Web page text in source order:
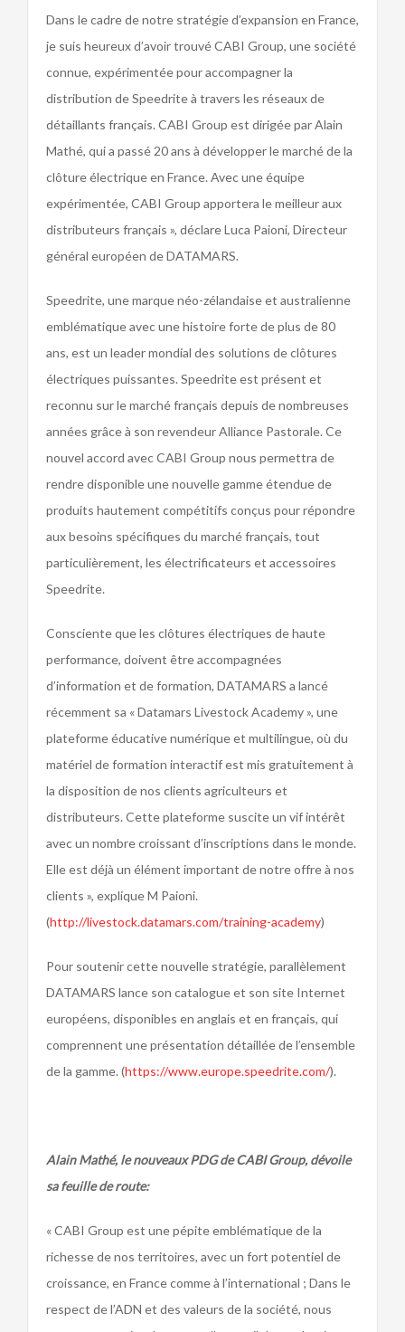
Dans le cadre de notre stratégie d’expansion en France,
je suis heureux d’avoir trouvé CABI Group, une société
connue, expérimentée pour accompagner la
distribution de Speedrite à travers les réseaux de
détaillants français. CABI Group est dirigée par Alain
Mathé, qui a passé 20 ans à développer le marché de la
clôture électrique en France. Avec une équipe
expérimentée, CABI Group apportera le meilleur aux
distributeurs français », déclare Luca Paioni, Directeur
général européen de DATAMARS.
Speedrite, une marque néo-zélandaise et australienne
emblématique avec une histoire forte de plus de 80
ans, est un leader mondial des solutions de clôtures
électriques puissantes. Speedrite est présent et
reconnu sur le marché français depuis de nombreuses
années grâce à son revendeur Alliance Pastorale. Ce
nouvel accord avec CABI Group nous permettra de
rendre disponible une nouvelle gamme étendue de
produits hautement compétitifs conçus pour répondre
aux besoins spécifiques du marché français, tout
particulièrement, les électrificateurs et accessoires
Speedrite.
Consciente que les clôtures électriques de haute
performance, doivent être accompagnées
d’information et de formation, DATAMARS a lancé
récemment sa « Datamars Livestock Academy », une
plateforme éducative numérique et multilingue, où du
matériel de formation interactif est mis gratuitement à
la disposition de nos clients agriculteurs et
distributeurs. Cette plateforme suscite un vif intérêt
avec un nombre croissant d’inscriptions dans le monde.
Elle est déjà un élément important de notre offre à nos
clients », explique M Paioni.
(http://livestock.datamars.com/training-academy)
Pour soutenir cette nouvelle stratégie, parallèlement
DATAMARS lance son catalogue et son site Internet
européens, disponibles en anglais et en français, qui
comprennent une présentation détaillée de l’ensemble
de la gamme. (https://www.europe.speedrite.com/).
Alain Mathé, le nouveaux PDG de CABI Group, dévoile
sa feuille de route:
« CABI Group est une pépite emblématique de la
richesse de nos territoires, avec un fort potentiel de
croissance, en France comme à l’international ; Dans le
respect de l’ADN et des valeurs de la société, nous